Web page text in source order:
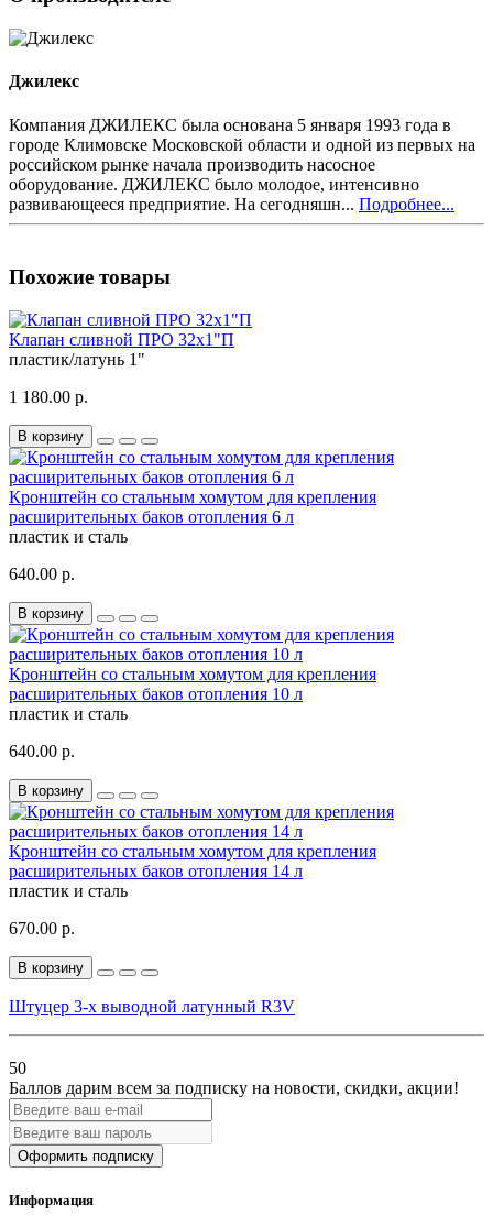
Джилекс
Компания ДЖИЛЕКС была основана 5 января 1993 года в
городе Климовске Московской области и одной из первых на
российском рынке начала производить насосное
оборудование. ДЖИЛЕКС было молодое, интенсивно
развивающееся предприятие. На сегодняшн... Подробнее...
Похожие товары
Клапан сливной ПРО 32x1"П
пластик/латунь 1"
1 180.00 р.
В корзину
Кронштейн со стальным хомутом для крепления
расширительных баков отопления 6 л
пластик и сталь
640.00 р.
В корзину
Кронштейн со стальным хомутом для крепления
расширительных баков отопления 10 л
пластик и сталь
640.00 р.
В корзину
Кронштейн со стальным хомутом для крепления
расширительных баков отопления 14 л
пластик и сталь
670.00 р.
В корзину
Штуцер 3-х выводной латунный R3V
50
Баллов дарим всем за подписку на новости, скидки, акции!
Оформить подписку
Информация